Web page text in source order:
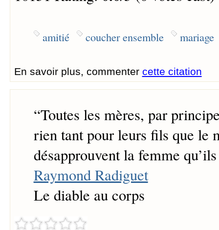
amitié coucher ensemble mariage
En savoir plus, commenter cette citation
“Toutes les mères, par
rien tant pour leurs fils que le
désapprouvent la femme
Raymond Radiguet
Le diable au corps